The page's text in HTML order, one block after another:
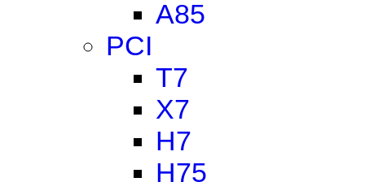
A85
PCI
T7
X7
H7
H75